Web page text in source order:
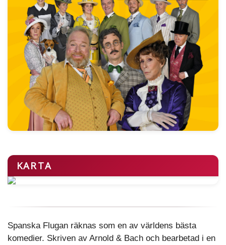
KARTA
Spanska Flugan räknas som en av världens bästa
komedier. Skriven av Arnold & Bach och bearbetad i en